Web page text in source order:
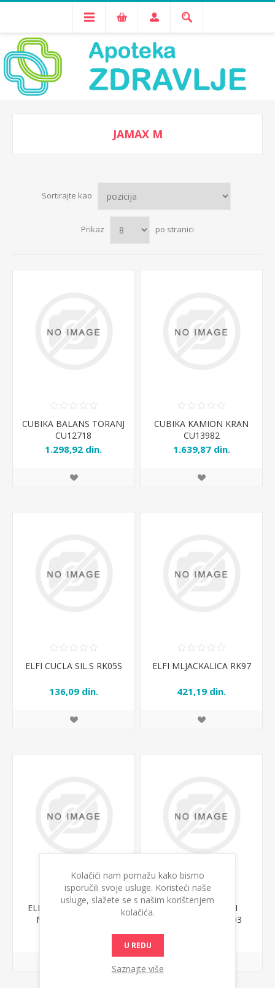
JAMAX M
Sortirajte kao
Prikaz po stranici
CUBIKA BALANS TORANJ
CU12718
1.298,92 din.
CUBIKA KAMION KRAN
CU13982
1.639,87 din.
ELFI CUCLA SIL.S RK05S
136,09 din.
ELFI MLJACKALICA RK97
421,19 din.
ELFI ŠOLJA NON SPILL
MAG.250ml RK111
LULE DIDAKTIČKI
PRSTENOVI LU8903
Kolačići nam pomažu kako bismo
isporučili svoje usluge. Koristeći naše
usluge, slažete se s našim korištenjem
kolačića.
U REDU
Saznajte više